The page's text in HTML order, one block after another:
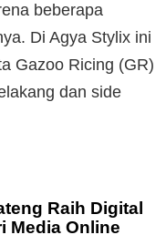
beberapa
Di Agya Stylix ini
Gazoo Ricing (GR)
dan side
Raih Digital
Media Online